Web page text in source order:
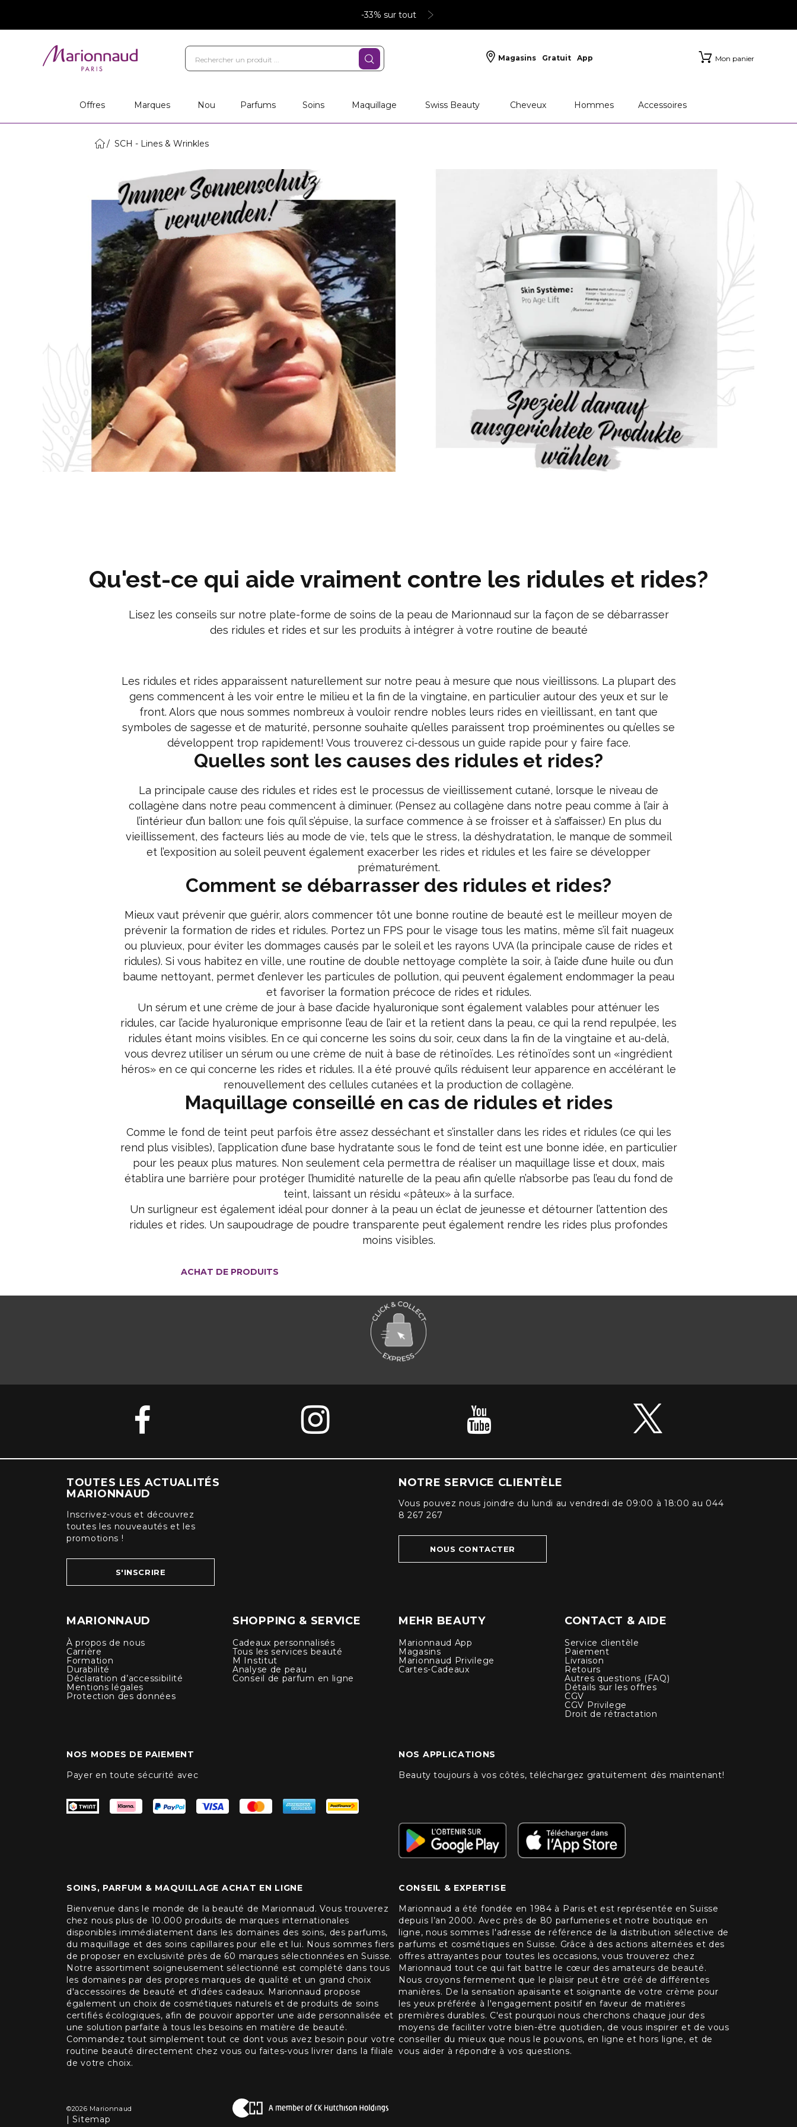
-33% sur tout
Magasins Gratuit App Mon panier
Offres Marques Nou Parfums Soins Maquillage Swiss Beauty Cheveux Hommes Accessoires
SCH - Lines & Wrinkles
Qu'est-ce qui aide vraiment contre les ridules et rides?
Lisez les conseils sur notre plate-forme de soins de la peau de Marionnaud sur la façon de se débarrasser
des ridules et rides et sur les produits à intégrer à votre routine de beauté
Les ridules et rides apparaissent naturellement sur notre peau à mesure que nous vieillissons. La plupart des
gens commencent à les voir entre le milieu et la fin de la vingtaine, en particulier autour des yeux et sur le
front. Alors que nous sommes nombreux à vouloir rendre nobles leurs rides en vieillissant, en tant que
symboles de sagesse et de maturité, personne souhaite qu’elles paraissent trop proéminentes ou qu’elles se
développent trop rapidement! Vous trouverez ci-dessous un guide rapide pour y faire face.
Quelles sont les causes des ridules et rides?
La principale cause des ridules et rides est le processus de vieillissement cutané, lorsque le niveau de
collagène dans notre peau commencent à diminuer. (Pensez au collagène dans notre peau comme à l’air à
l’intérieur d’un ballon: une fois qu’il s’épuise, la surface commence à se froisser et à s’affaisser.) En plus du
vieillissement, des facteurs liés au mode de vie, tels que le stress, la déshydratation, le manque de sommeil
et l’exposition au soleil peuvent également exacerber les rides et ridules et les faire se développer
prématurément.
Comment se débarrasser des ridules et rides?
Mieux vaut prévenir que guérir, alors commencer tôt une bonne routine de beauté est le meilleur moyen de
prévenir la formation de rides et ridules. Portez un FPS pour le visage tous les matins, même s’il fait nuageux
ou pluvieux, pour éviter les dommages causés par le soleil et les rayons UVA (la principale cause de rides et
ridules). Si vous habitez en ville, une routine de double nettoyage complète la soir, à l’aide d’une huile ou d’un
baume nettoyant, permet d’enlever les particules de pollution, qui peuvent également endommager la peau
et favoriser la formation précoce de rides et ridules.
Un sérum et une crème de jour à base d’acide hyaluronique sont également valables pour atténuer les
ridules, car l’acide hyaluronique emprisonne l’eau de l’air et la retient dans la peau, ce qui la rend repulpée, les
ridules étant moins visibles. En ce qui concerne les soins du soir, ceux dans la fin de la vingtaine et au-delà,
vous devrez utiliser un sérum ou une crème de nuit à base de rétinoïdes. Les rétinoïdes sont un «ingrédient
héros» en ce qui concerne les rides et ridules. Il a été prouvé qu’ils réduisent leur apparence en accélérant le
renouvellement des cellules cutanées et la production de collagène.
Maquillage conseillé en cas de ridules et rides
Comme le fond de teint peut parfois être assez desséchant et s’installer dans les rides et ridules (ce qui les
rend plus visibles), l’application d’une base hydratante sous le fond de teint est une bonne idée, en particulier
pour les peaux plus matures. Non seulement cela permettra de réaliser un maquillage lisse et doux, mais
établira une barrière pour protéger l’humidité naturelle de la peau afin qu’elle n’absorbe pas l’eau du fond de
teint, laissant un résidu «pâteux» à la surface.
Un surligneur est également idéal pour donner à la peau un éclat de jeunesse et détourner l’attention des
ridules et rides. Un saupoudrage de poudre transparente peut également rendre les rides plus profondes
moins visibles.
ACHAT DE PRODUITS
TOUTES LES ACTUALITÉS
MARIONNAUD
Inscrivez-vous et découvrez
toutes les nouveautés et les
promotions !
S'INSCRIRE
NOTRE SERVICE CLIENTÈLE
Vous pouvez nous joindre du lundi au vendredi de 09:00 à 18:00 au 044
8 267 267
NOUS CONTACTER
MARIONNAUD
À propos de nous
Carrière
Formation
Durabilité
Déclaration d’accessibilité
Mentions légales
Protection des données
SHOPPING & SERVICE
Cadeaux personnalisés
Tous les services beauté
M Institut
Analyse de peau
Conseil de parfum en ligne
MEHR BEAUTY
Marionnaud App
Magasins
Marionnaud Privilege
Cartes-Cadeaux
CONTACT & AIDE
Service clientèle
Paiement
Livraison
Retours
Autres questions (FAQ)
Détails sur les offres
CGV
CGV Privilege
Droit de rétractation
NOS MODES DE PAIEMENT
Payer en toute sécurité avec
NOS APPLICATIONS
Beauty toujours à vos côtés, téléchargez gratuitement dès maintenant!
SOINS, PARFUM & MAQUILLAGE ACHAT EN LIGNE
Bienvenue dans le monde de la beauté de Marionnaud. Vous trouverez
chez nous plus de 10.000 produits de marques internationales
disponibles immédiatement dans les domaines des soins, des parfums,
du maquillage et des soins capillaires pour elle et lui. Nous sommes fiers
de proposer en exclusivité près de 60 marques sélectionnées en Suisse.
Notre assortiment soigneusement sélectionné est complété dans tous
les domaines par des propres marques de qualité et un grand choix
d'accessoires de beauté et d'idées cadeaux. Marionnaud propose
également un choix de cosmétiques naturels et de produits de soins
certifiés écologiques, afin de pouvoir apporter une aide personnalisée et
une solution parfaite à tous les besoins en matière de beauté.
Commandez tout simplement tout ce dont vous avez besoin pour votre
routine beauté directement chez vous ou faites-vous livrer dans la filiale
de votre choix.
CONSEIL & EXPERTISE
Marionnaud a été fondée en 1984 à Paris et est représentée en Suisse
depuis l’an 2000. Avec près de 80 parfumeries et notre boutique en
ligne, nous sommes l'adresse de référence de la distribution sélective de
parfums et cosmétiques en Suisse. Grâce à des actions alternées et des
offres attrayantes pour toutes les occasions, vous trouverez chez
Marionnaud tout ce qui fait battre le cœur des amateurs de beauté.
Nous croyons fermement que le plaisir peut être créé de différentes
manières. De la sensation apaisante et soignante de votre crème pour
les yeux préférée à l'engagement positif en faveur de matières
premières durables. C'est pourquoi nous cherchons chaque jour des
moyens de faciliter votre bien-être quotidien, de vous inspirer et de vous
conseiller du mieux que nous le pouvons, en ligne et hors ligne, et de
vous aider à répondre à vos questions.
©2026 Marionnaud
|Sitemap